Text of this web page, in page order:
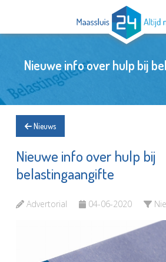
Nieuwe info over hulp bij
Nieuws
Nieuwe info over hulp bij
belastingaangifte
Advertorial 04-06-2020